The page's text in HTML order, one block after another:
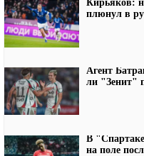
Кирьяков:
плюнул в
Агент
ли "Зенит"
В
на поле